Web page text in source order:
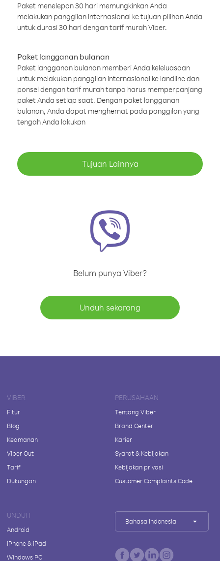
Paket menelepon 30 hari memungkinkan Anda
melakukan panggilan internasional ke tujuan pilihan Anda
untuk durasi 30 hari dengan tarif murah Viber.
Paket langganan bulanan
Paket langganan bulanan memberi Anda keleluasaan
untuk melakukan panggilan internasional ke landline dan
ponsel dengan tarif murah tanpa harus memperpanjang
paket Anda setiap saat. Dengan paket langganan
bulanan, Anda dapat menghemat pada panggilan yang
tengah Anda lakukan
Tujuan Lainnya
Belum punya Viber?
Unduh sekarang
VIBER
Fitur
Blog
Keamanan
Viber Out
Tarif
Dukungan
PERUSAHAAN
Tentang Viber
Brand Center
Karier
Syarat & Kebijakan
Kebijakan privasi
Customer Complaints Code
UNDUH
Android
iPhone & iPad
Windows PC
Bahasa Indonesia